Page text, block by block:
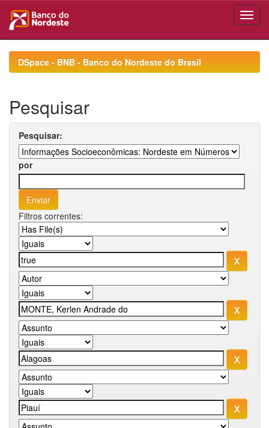
navigationDSpace - BNB - Banco do Nordeste do Brasil
Pesquisar
Pesquisar:
por
Filtros correntes: